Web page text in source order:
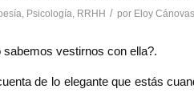
, Psicología, RRHH / por Eloy Cánovas
vestirnos con ella?.
de lo elegante que estás